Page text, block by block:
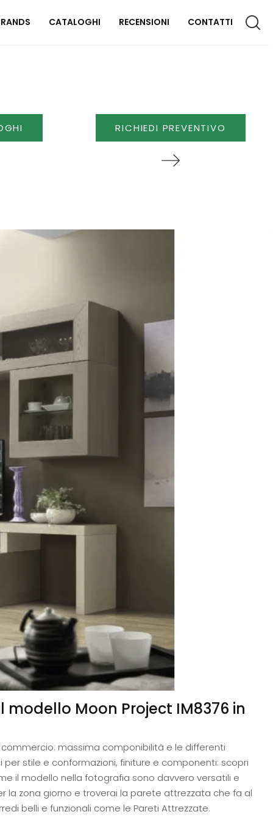
OUTDOOR
CATALOGHI RECENSIONI CONTATTI
RICHIEDI PREVENTIVO
Moon Project IM8376 in
massima componibilità e le differenti
stile e conformazioni, finiture e componenti: scopri
il modello nella fotografia sono davvero versatili e
la zona giorno e troverai la parete attrezzata che fa al
belli e funzionali come le Pareti Attrezzate.